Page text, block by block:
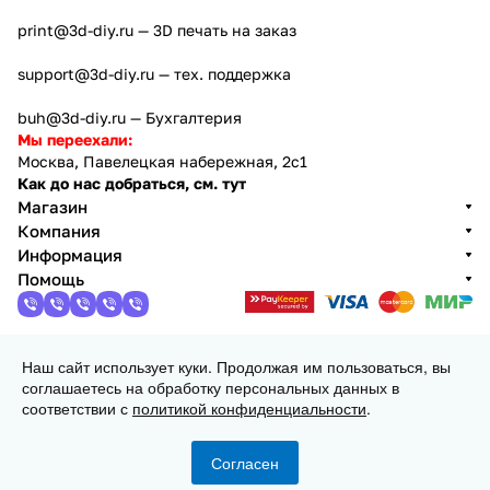
print@3d-diy.ru — 3D печать на заказ
support@3d-diy.ru — тех. поддержка
buh@3d-diy.ru — Бухгалтерия
Мы переехали:
Москва, Павелецкая набережная, 2с1
Как до нас добраться, см. тут
Магазин
Компания
Информация
Помощь
2013 - 2026 © 3DiY (Тридиай) - интернет-магазин
комплектующих для 3D принтеров, ЧПУ станков и
робототехники
Наш сайт использует куки. Продолжая им пользоваться, вы
соглашаетесь на обработку персональных данных в
соответствии с политикой конфиденциальности.
Согласен